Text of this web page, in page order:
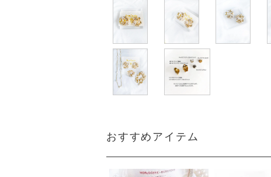
おすすめアイテム